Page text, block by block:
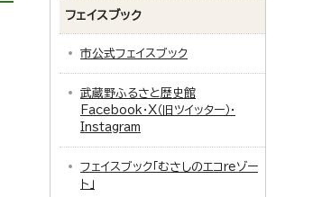
フェイスブック
市公式フェイスブック
武蔵野ふるさと歴史館
Facebook・X（旧ツイッター）・
Instagram
フェイスブック「むさしのエコreゾー
ト」